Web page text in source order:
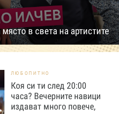
в света на артистите
ЛЮБОПИТНО
Коя си ти след 20:00
часа? Вечерните навици
издават много повече,